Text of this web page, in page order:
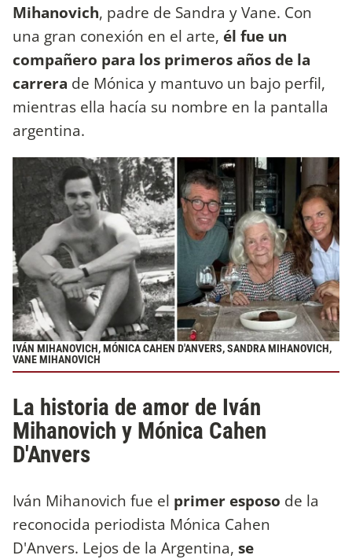
Mihanovich, padre de Sandra y Vane. Con
una gran conexión en el arte, él fue un
compañero para los primeros años de la
carrera de Mónica y mantuvo un bajo perfil,
mientras ella hacía su nombre en la pantalla
argentina.
IVÁN MIHANOVICH, MÓNICA CAHEN D'ANVERS, SANDRA MIHANOVICH,
VANE MIHANOVICH
La historia de amor de Iván
Mihanovich y Mónica Cahen
D'Anvers
Iván Mihanovich fue el primer esposo de la
reconocida periodista Mónica Cahen
D'Anvers. Lejos de la Argentina, se